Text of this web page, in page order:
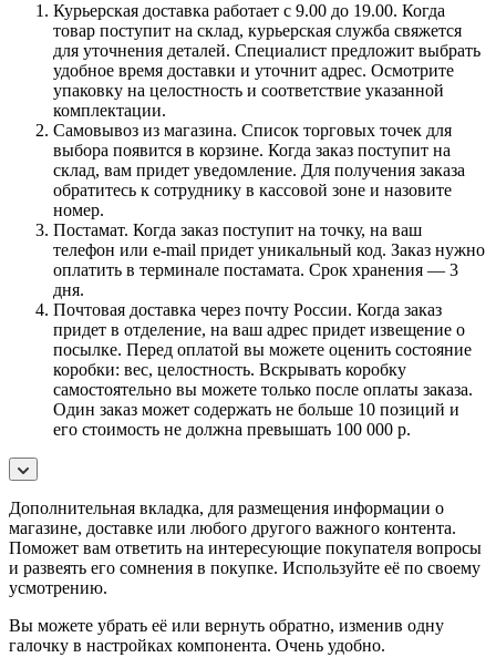
Курьерская доставка работает с 9.00 до 19.00. Когда
товар поступит на склад, курьерская служба свяжется
для уточнения деталей. Специалист предложит выбрать
удобное время доставки и уточнит адрес. Осмотрите
упаковку на целостность и соответствие указанной
комплектации.
Самовывоз из магазина. Список торговых точек для
выбора появится в корзине. Когда заказ поступит на
склад, вам придет уведомление. Для получения заказа
обратитесь к сотруднику в кассовой зоне и назовите
номер.
Постамат. Когда заказ поступит на точку, на ваш
телефон или e-mail придет уникальный код. Заказ нужно
оплатить в терминале постамата. Срок хранения — 3
дня.
Почтовая доставка через почту России. Когда заказ
придет в отделение, на ваш адрес придет извещение о
посылке. Перед оплатой вы можете оценить состояние
коробки: вес, целостность. Вскрывать коробку
самостоятельно вы можете только после оплаты заказа.
Один заказ может содержать не больше 10 позиций и
его стоимость не должна превышать 100 000 р.
Дополнительная вкладка, для размещения информации о
магазине, доставке или любого другого важного контента.
Поможет вам ответить на интересующие покупателя вопросы
и развеять его сомнения в покупке. Используйте её по своему
усмотрению.
Вы можете убрать её или вернуть обратно, изменив одну
галочку в настройках компонента. Очень удобно.